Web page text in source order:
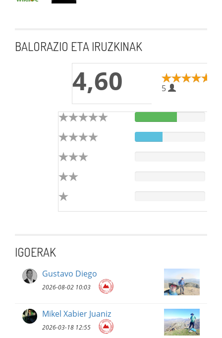
BALORAZIO ETA IRUZKINAK
4,60 5
IGOERAK
Gustavo Diego
2026-08-02 10:03
Mikel Xabier Juaniz
2026-03-18 12:55